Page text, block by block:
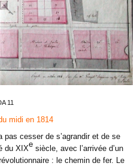
11
midi en 1814
pas cesser de s’agrandir et de se
du XIXe siècle, avec l’arrivée d’un
: le chemin de fer. Le